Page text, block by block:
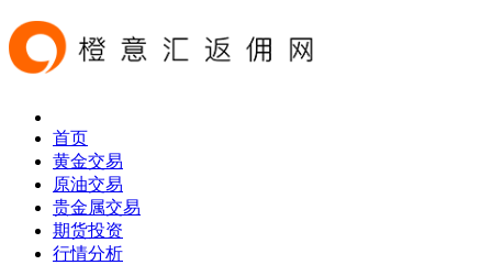
首页
黄金交易
原油交易
贵金属交易
期货投资
行情分析